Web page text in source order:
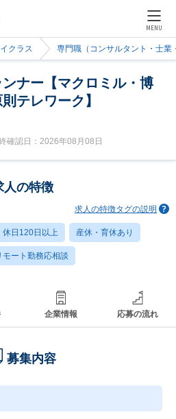
MENU
クラス 専門職（コンサルタント・士業
ナー【マクロミル・博
テレワーク】
確認日：2026年08月08日
人の特徴
求人の特徴タグの説明
休日120日以上 産休・育休あり
モート勤務応相談
企業情報 応募の流れ
募集内容